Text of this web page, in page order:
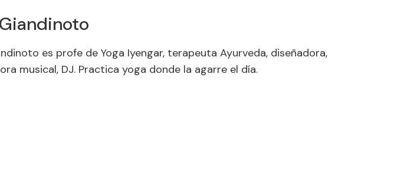
es profe de Yoga Iyengar, terapeuta Ayurveda, diseñadora,
musical, DJ. Practica yoga donde la agarre el día.